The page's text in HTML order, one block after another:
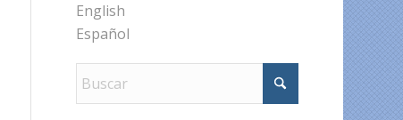
English
Español